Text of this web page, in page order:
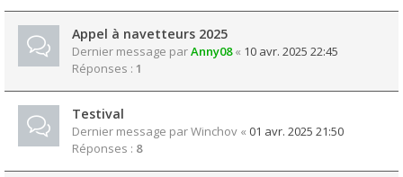
Appel à navetteurs 2025
Dernier message parAnny08« 10 avr. 2025 22:45
Réponses : 1
Testival
Dernier message parWinchov « 01 avr. 2025 21:50
Réponses : 8